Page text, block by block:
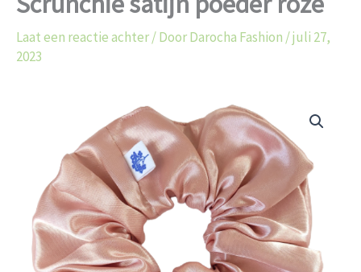
Laat een reactie achter/ DoorDarocha Fashion /juli 27,
2023
aantal